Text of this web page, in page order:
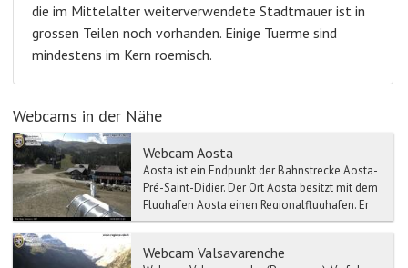
die im Mittelalter weiterverwendete Stadtmauer ist in
grossen Teilen noch vorhanden. Einige Tuerme sind
mindestens im Kern roemisch.
Webcams in der Nähe
Webcam Aosta
Aosta ist ein Endpunkt der Bahnstrecke Aosta-
Pré-Saint-Didier. Der Ort Aosta besitzt mit dem
Flughafen Aosta einen Regionalflughafen. Er
liegt rund...
Webcam Valsavarenche